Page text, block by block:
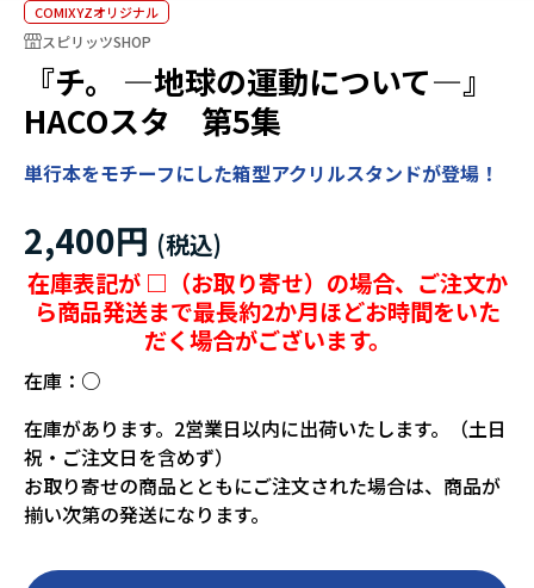
COMIXYZオリジナル
スピリッツSHOP
『チ。 ―地球の運動について―』
HACOスタ 第5集
単行本をモチーフにした箱型アクリルスタンドが登場！
2,400円
在庫表記が □（お取り寄せ）の場合、ご注文か
ら商品発送まで最長約2か月ほどお時間をいた
だく場合がございます。
在庫： ○
在庫があります。2営業日以内に出荷いたします。（土日
祝・ご注文日を含めず）
お取り寄せの商品とともにご注文された場合は、商品が
揃い次第の発送になります。